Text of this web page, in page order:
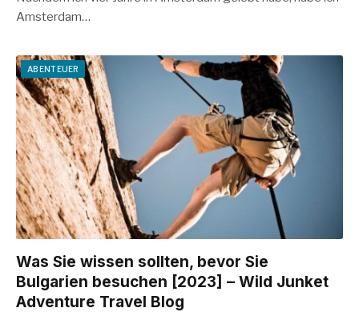
Amsterdam…
ABENTEUER
Was Sie wissen sollten, bevor Sie
Bulgarien besuchen [2023] – Wild Junket
Adventure Travel Blog